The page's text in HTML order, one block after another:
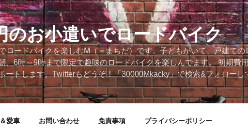
のお小遣いでロードバイク
ロードバイクを楽しむM（＝まちだ）です。子どもがいて、戸建て
、6時～9時まで限定で趣味のロードバイクを楽しんでます。 初期費
ートします。Twitterもどうぞ！「30000Mkacky」で検索&フォローし
愛車 お問い合わせ 免責事項 プライバシーポリシー